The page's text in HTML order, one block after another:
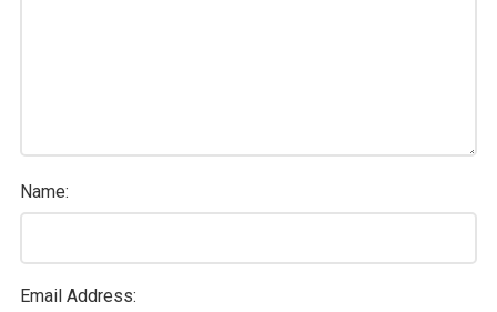
Name:
Email Address: